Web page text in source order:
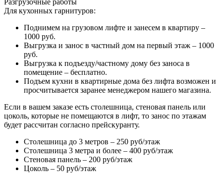
Разгрузочные работы
Для кухонных гарнитуров:
Поднимем на грузовом лифте и занесем в квартиру –
1000 руб.
Выгрузка и занос в частный дом на первый этаж – 1000
руб.
Выгрузка к подъезду/частному дому без заноса в
помещение – бесплатно.
Подъем кухни в квартирные дома без лифта возможен и
просчитывается заранее менеджером нашего магазина.
Если в вашем заказе есть столешница, стеновая панель или
цоколь, которые не помещаются в лифт, то занос по этажам
будет рассчитан согласно прейскуранту.
Столешница до 3 метров – 250 руб/этаж
Столешница 3 метра и более – 400 руб/этаж
Стеновая панель – 200 руб/этаж
Цоколь – 50 руб/этаж